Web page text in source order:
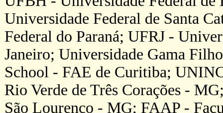
Universidade Federal de Santa
Federal do Paraná; UFRJ -
Janeiro; Universidade Gama
School - FAE de Curitiba;
Rio Verde de Três Corações -
São Lourenço - MG; FAAP -